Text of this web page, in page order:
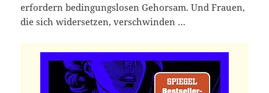
erfordern bedingungslosen Gehorsam. Und Frauen,
die sich widersetzen, verschwinden …